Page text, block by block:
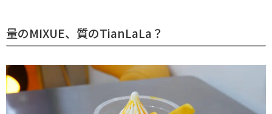
量のMIXUE、質のTianLaLa？